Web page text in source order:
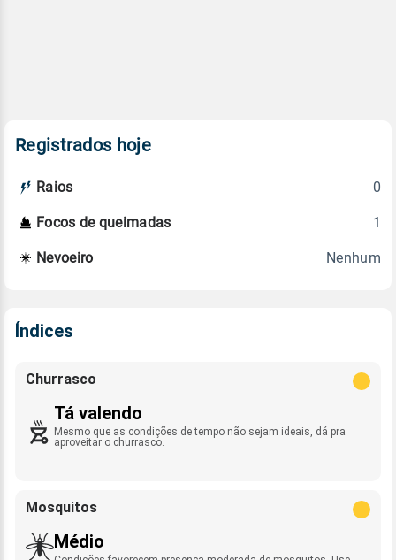
Registrados hoje
Raios 0
Focos de queimadas 1
Nevoeiro Nenhum
Índices
Churrasco
Tá valendo
Mesmo que as condições de tempo não sejam ideais, dá pra
aproveitar o churrasco.
Mosquitos
Médio